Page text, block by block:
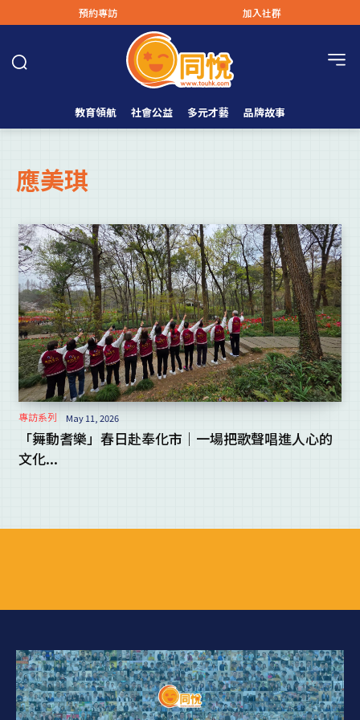
預約專訪 加入社群
教育領航 社會公益 多元才藝 品牌故事
應美琪
專訪系列 May 11, 2026
「舞動耆樂」春日赴奉化市｜一場把歌聲唱進人心的
文化...